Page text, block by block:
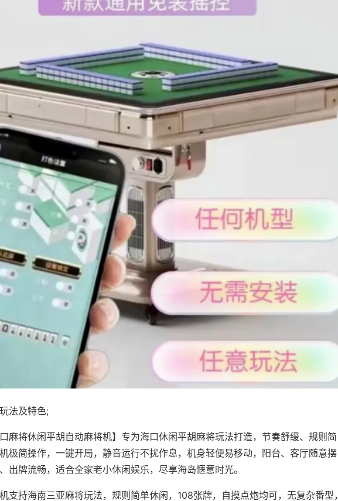
法及特色;
口麻将休闲平胡自动麻将机】专为海口休闲平胡麻将玩法打造，节奏舒缓、规则简
极简操作，一键开局，静音运行不扰作息，机身轻便易移动，阳台、客厅随意摆
出牌流畅，适合全家老小休闲娱乐，尽享海岛惬意时光。
支持海南三亚麻将玩法，规则简单休闲，108张牌，自摸点炮均可，无复杂番型，